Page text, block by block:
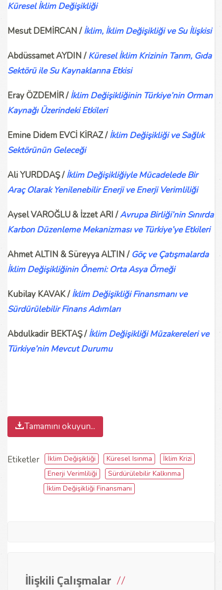
Küresel İklim Değişikliği
Mesut DEMİRCAN /İklim, İklim Değişikliği ve Su İlişkisi
Abdüssamet AYDIN /Küresel İklim Krizinin Tarım, Gıda
Sektörü ile Su Kaynaklarına Etkisi
Eray ÖZDEMİR /İklim Değişikliğinin Türkiye’nin Orman
Kaynağı Üzerindeki Etkileri
Emine Didem EVCİ KİRAZ /İklim Değişikliği ve Sağlık
Sektörünün Geleceği
Ali YURDDAŞ /İklim Değişikliğiyle Mücadelede Bir
Araç Olarak Yenilenebilir Enerji ve Enerji Verimliliği
Aysel VAROĞLU & İzzet ARI /Avrupa Birliği’nin Sınırda
Karbon Düzenleme Mekanizması ve Türkiye’ye Etkileri
Ahmet ALTIN & Süreyya ALTIN / Göç ve Çatışmalarda
İklim Değişikliğinin Önemi: Orta Asya Örneği
Kubilay KAVAK /İklim Değişikliği Finansmanı ve
Sürdürülebilir Finans Adımları
Abdulkadir BEKTAŞ /İklim Değişikliği Müzakereleri ve
Türkiye’nin Mevcut Durumu
Tamamını okuyun...
Etiketler İklim Değişikliği Küresel Isınma
İklim Krizi
Enerji Verimliliği
Sürdürülebilir Kalkınma
İklim Değişikliği Finansmanı
İlişkili Çalışmalar